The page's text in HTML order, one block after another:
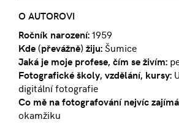
O AUTOROVI
Ročník narození:1959
Kde (převážně) žiju:Šumice
Jaká je moje profese, čím se živím:
Fotografické školy, vzdělání, kursy:
digitální fotografie
Co mě na fotografování nejvíc
okamžiku